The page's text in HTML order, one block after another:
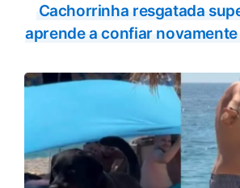
Cachorrinha resgatada
aprende a confiar